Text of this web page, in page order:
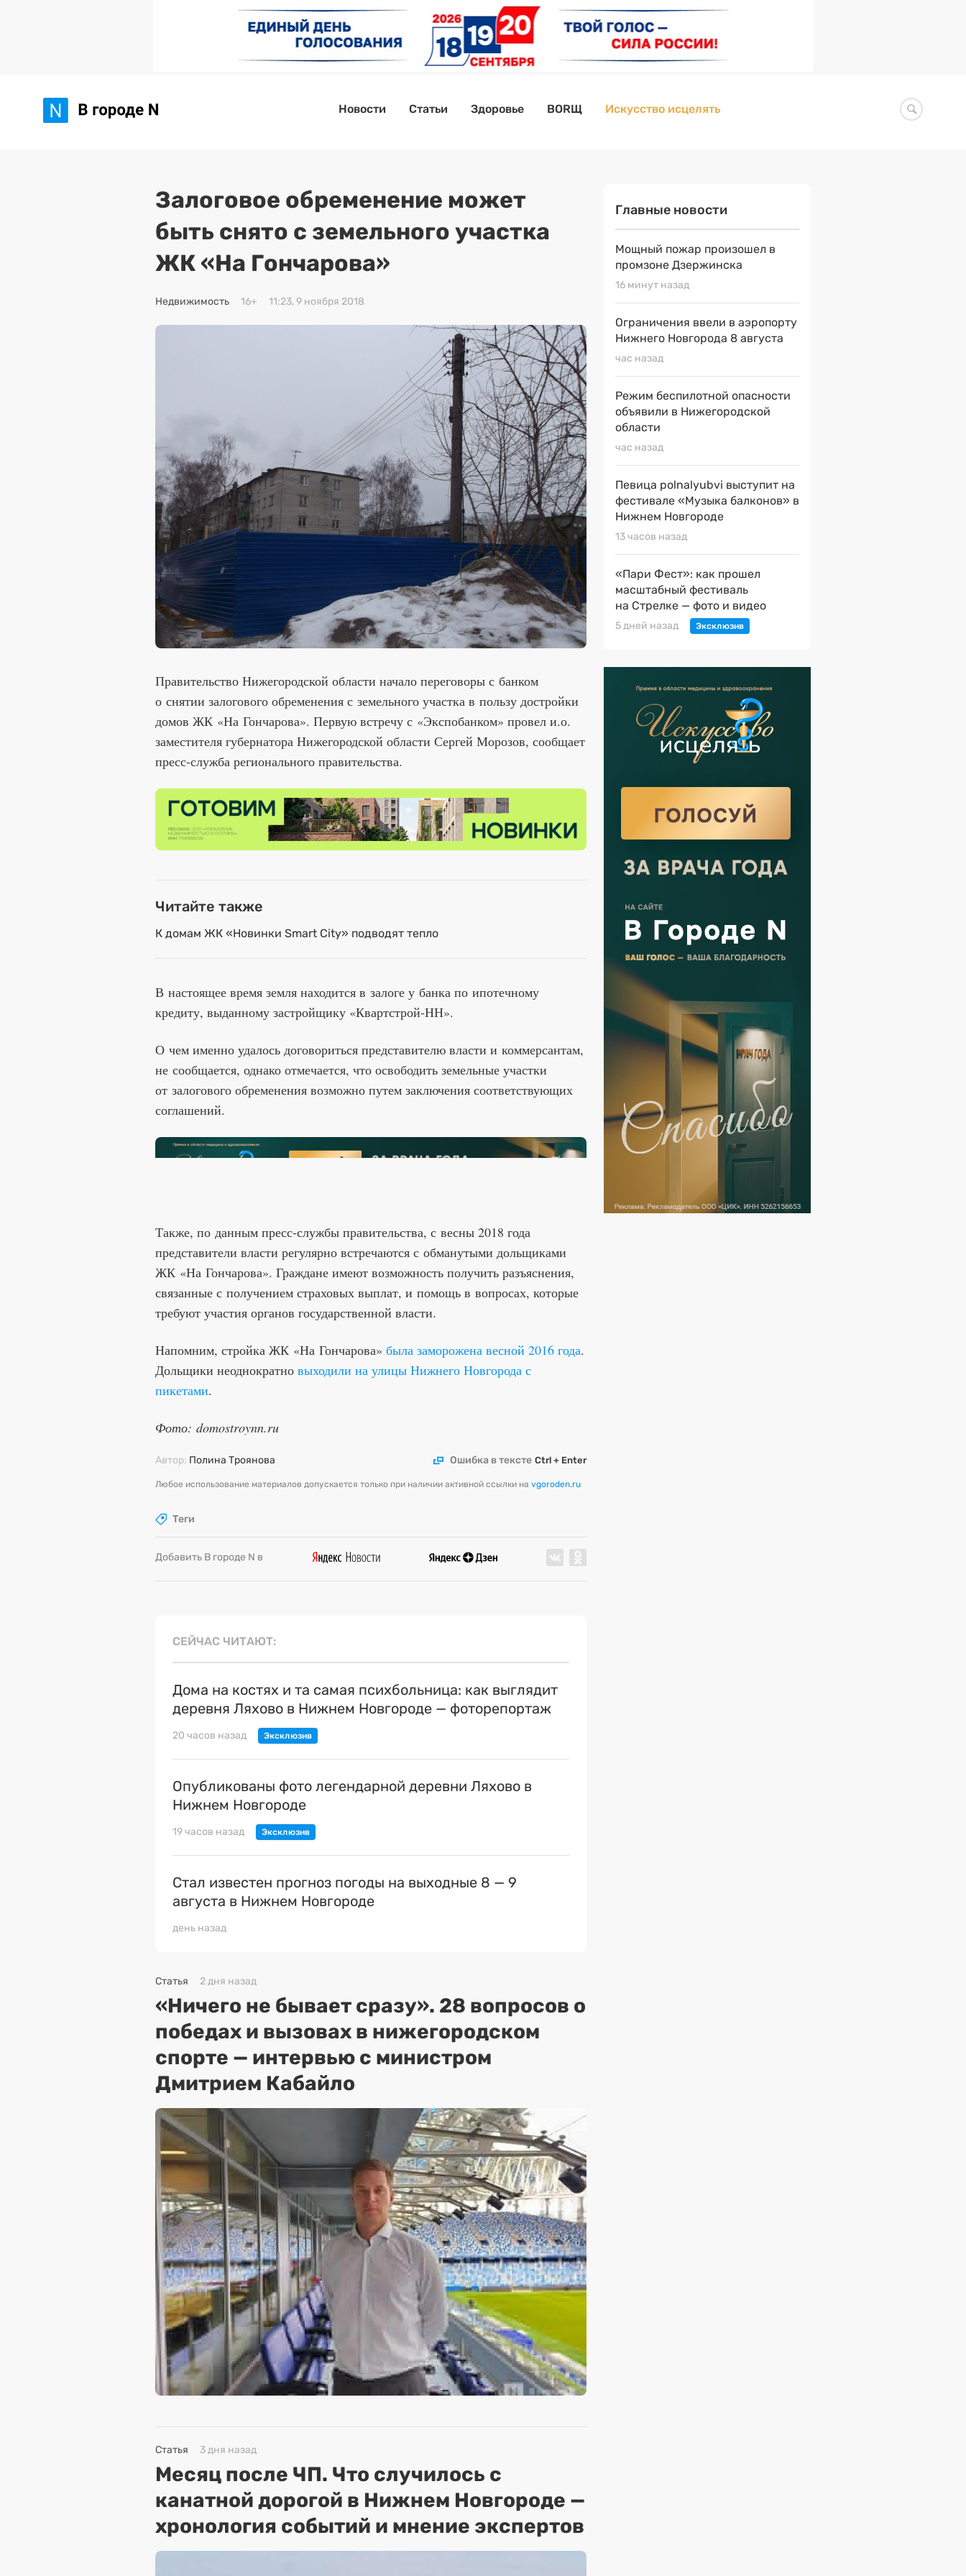
Новости Статьи Здоровье BORЩ Искусство исцелять
Залоговое обременение может
быть снято с земельного участка
ЖК «На Гончарова»
Недвижимость 16+ 11:23, 9 ноября 2018
Правительство Нижегородской области начало переговоры с банком
о снятии залогового обременения с земельного участка в пользу достройки
домов ЖК «На Гончарова». Первую встречу с «Экспобанком» провел и.о.
заместителя губернатора Нижегородской области Сергей Морозов, сообщает
пресс-служба регионального правительства.
Читайте также
К домам ЖК «Новинки Smart City» подводят тепло
В настоящее время земля находится в залоге у банка по ипотечному
кредиту, выданному застройщику «Квартстрой-НН».
О чем именно удалось договориться представителю власти и коммерсантам,
не сообщается, однако отмечается, что освободить земельные участки
от залогового обременения возможно путем заключения соответствующих
соглашений.
Также, по данным пресс-службы правительства, с весны 2018 года
представители власти регулярно встречаются с обманутыми дольщиками
ЖК «На Гончарова». Граждане имеют возможность получить разъяснения,
связанные с получением страховых выплат, и помощь в вопросах, которые
требуют участия органов государственной власти.
Напомним, стройка ЖК «На Гончарова» была заморожена весной 2016 года.
Дольщики неоднократно выходили на улицы Нижнего Новгорода с
пикетами.
Фото: domostroynn.ru
Автор: Полина Троянова Ошибка в тексте Ctrl + Enter
Любое использование материалов допускается только при наличии активной ссылки на vgoroden.ru
Теги
Добавить В городе N в
СЕЙЧАС ЧИТАЮТ
Дома на костях и та самая психбольница: как выглядит
деревня Ляхово в Нижнем Новгороде — фоторепортаж
20 часов назад
Опубликованы фото легендарной деревни Ляхово в
Нижнем Новгороде
19 часов назад
Стал известен прогноз погоды на выходные 8 — 9
августа в Нижнем Новгороде
день назад
Статья 2 дня назад
«Ничего не бывает сразу». 28 вопросов о
победах и вызовах в нижегородском
спорте — интервью с министром
Дмитрием Кабайло
Статья 3 дня назад
Месяц после ЧП. Что случилось с
канатной дорогой в Нижнем Новгороде —
хронология событий и мнение экспертов
Главные новости
Мощный пожар произошел в
промзоне Дзержинска
16 минут назад
Ограничения ввели в аэропорту
Нижнего Новгорода 8 августа
час назад
Режим беспилотной опасности
объявили в Нижегородской
области
час назад
Певица polnalyubvi выступит на
фестивале «Музыка балконов» в
Нижнем Новгороде
13 часов назад
«Пари Фест»: как прошел
масштабный фестиваль
на Стрелке — фото и видео
5 дней назад